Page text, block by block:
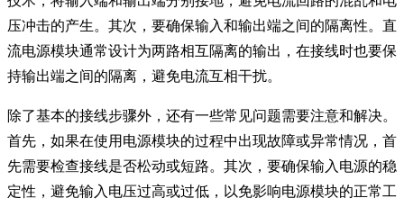
压冲击的产生。其次，要确保输入和输出端之间的隔离性。直
流电源模块通常设计为两路相互隔离的输出，在接线时也要保
持输出端之间的隔离，避免电流互相干扰。
除了基本的接线步骤外，还有一些常见问题需要注意和解决。
首先，如果在使用电源模块的过程中出现故障或异常情况，首
先需要检查接线是否松动或短路。其次，要确保输入电源的稳
定性，避免输入电压过高或过低，以免影响电源模块的正常工